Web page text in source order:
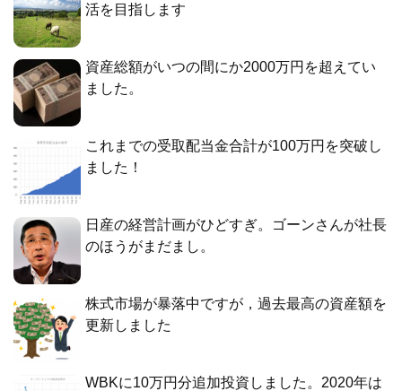
活を目指します
資産総額がいつの間にか2000万円を超えてい
ました。
これまでの受取配当金合計が100万円を突破し
ました！
日産の経営計画がひどすぎ。ゴーンさんが社長
のほうがまだまし。
株式市場が暴落中ですが，過去最高の資産額を
更新しました
WBKに10万円分追加投資しました。2020年は